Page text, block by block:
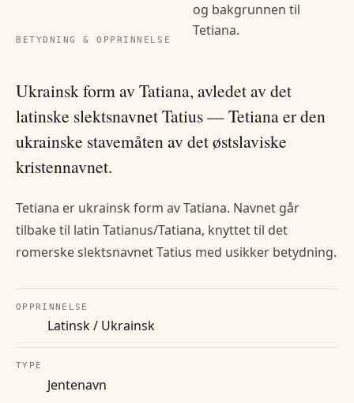
BETYDNING & OPPRINNELSE
og bakgrunnen til
Tetiana.
Ukrainsk form av Tatiana, avledet av det
latinske slektsnavnet Tatius — Tetiana er den
ukrainske stavemåten av det østslaviske
kristennavnet.
Tetiana er ukrainsk form av Tatiana. Navnet går
tilbake til latin Tatianus/Tatiana, knyttet til det
romerske slektsnavnet Tatius med usikker betydning.
OPPRINNELSE
Latinsk / Ukrainsk
TYPE
Jentenavn